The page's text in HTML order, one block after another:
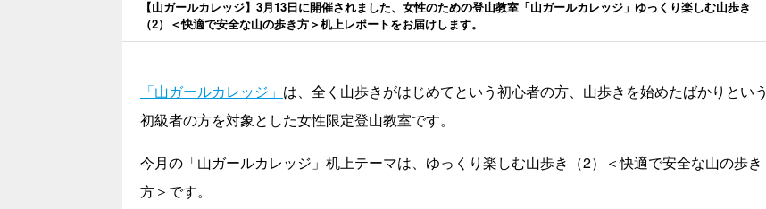
【山ガールカレッジ】3月13日に開催されました、女性のための登山教室「山ガールカレッジ」ゆっくり楽しむ山歩き
（2）＜快適で安全な山の歩き方＞机上レポートをお届けします。
「山ガールカレッジ」 は、全く山歩きがはじめてという初心者の方、山歩きを始めたばかりという
初級者の方を対象とした女性限定登山教室です。
今月の「山ガールカレッジ」机上テーマは、ゆっくり楽しむ山歩き（2）＜快適で安全な山の歩き
方＞です。